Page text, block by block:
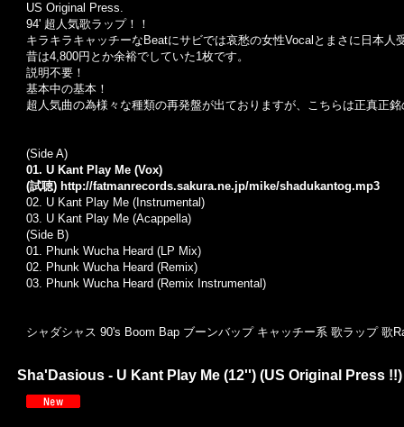
US Original Press.
94' 超人気歌ラップ！！
キラキラキャッチーなBeatにサビでは哀愁の女性Vocalとまさに日本人
昔は4,800円とか余裕でしていた1枚です。
説明不要！
基本中の基本！
超人気曲の為様々な種類の再発盤が出ておりますが、こちらは正真正
(Side A)
01. U Kant Play Me (Vox)
(試聴) http://fatmanrecords.sakura.ne.jp/mike/shadukantog.mp3
02. U Kant Play Me (Instrumental)
03. U Kant Play Me (Acappella)
(Side B)
01. Phunk Wucha Heard (LP Mix)
02. Phunk Wucha Heard (Remix)
03. Phunk Wucha Heard (Remix Instrumental)
シャダシャス 90's Boom Bap ブーンバップ キャッチー系 歌ラップ 歌
Sha'Dasious - U Kant Play Me (12'') (US Original Press !!)